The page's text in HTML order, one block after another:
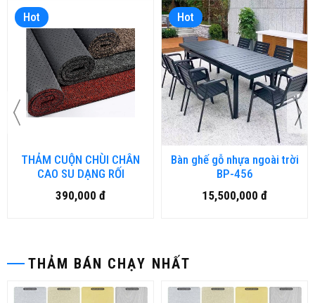
Hot
THẢM CUỘN CHÙI CHÂN
CAO SU DẠNG RỐI
390,000 đ
Hot
Bàn ghế gỗ nhựa ngoài trời
BP-456
15,500,000 đ
THẢM BÁN CHẠY NHẤT